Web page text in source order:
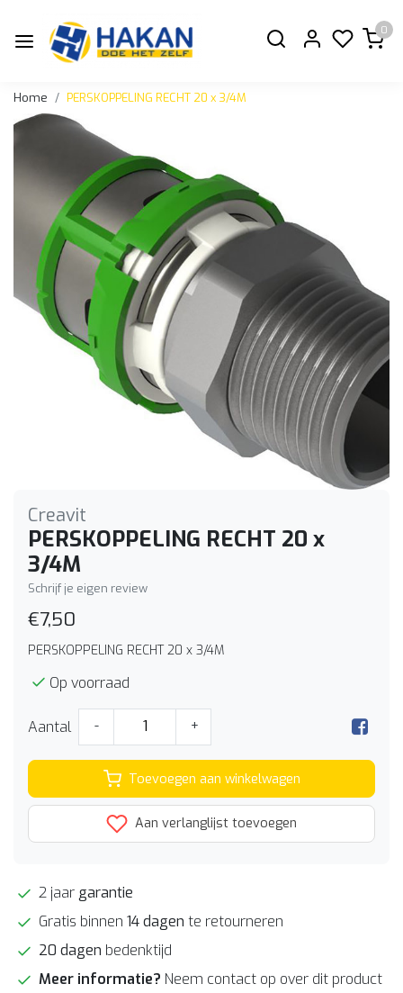
0
Home PERSKOPPELING RECHT 20 x 3/4M
Creavit
PERSKOPPELING RECHT 20 x
3/4M
Schrijf je eigen review
€7,50
PERSKOPPELING RECHT 20 x 3/4M
Op voorraad
Aantal - +
Toevoegen aan winkelwagen
Aan verlanglijst toevoegen
2 jaar garantie
Gratis binnen 14 dagen te retourneren
20 dagen bedenktijd
Meer informatie? Neem contact op over dit product